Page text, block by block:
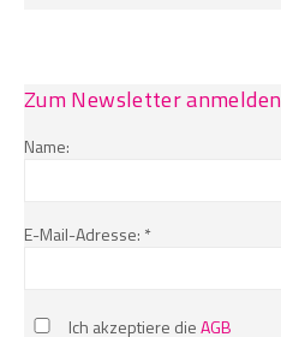
Zum Newsletter anmelden
Name:
E-Mail-Adresse: *
Ich akzeptiere dieAGB